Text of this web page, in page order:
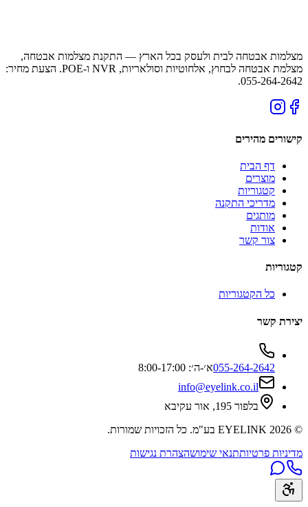
מצלמות אבטחה לבית ולעסק בכל הארץ — התקנת מצלמות אבטחה,
מצלמת אבטחה לבחוץ, אלחוטיות וסולאריות, NVR ו-POE. הצעת מחיר:
055-264-2642.
קישורים מהירים
דף הבית
מוצרים
קטגוריות
מדריכי התקנה
מותגים
אודות
צור קשר
קטגוריות
כל הקטגוריות
יצירת קשר
055-264-2642א׳-ה׳: 8:00-17:00
info@eyelink.co.il
בלפור 195, אור עקיבא
©
2026 EYELINK בע"מ
. כל הזכויות שמורות.
מדיניות פרטיותתנאי שימושהצהרת נגישות